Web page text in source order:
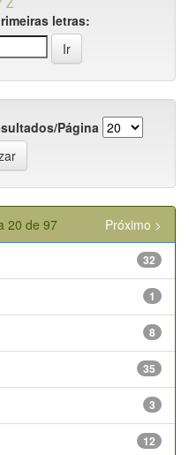
letras:
Página
20 de 97 Próximo >
32
1
8
35
3
12